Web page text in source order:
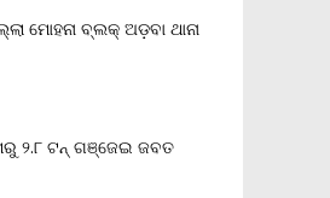
ମୋହନା ବ୍ଲକ୍‌ ଅଡ଼ବା ଥାନା
୨.୮ ଟନ୍ ଗଞ୍ଜେଇ ଜବତ